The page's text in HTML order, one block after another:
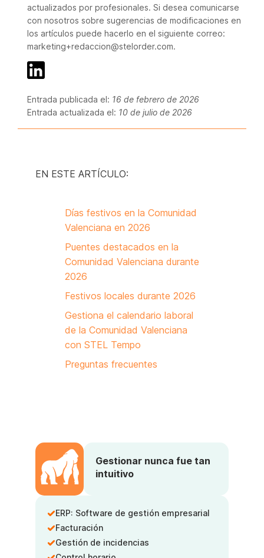
actualizados por profesionales. Si desea comunicarse
con nosotros sobre sugerencias de modificaciones en
los artículos puede hacerlo en el siguiente correo:
marketing+redaccion@stelorder.com.
Entrada publicada el: 16 de febrero de 2026
Entrada actualizada el: 10 de julio de 2026
EN ESTE ARTÍCULO:
Días festivos en la Comunidad
Valenciana en 2026
Puentes destacados en la
Comunidad Valenciana durante
2026
Festivos locales durante 2026
Gestiona el calendario laboral
de la Comunidad Valenciana
con STEL Tempo
Preguntas frecuentes
Gestionar nunca fue tan
intuitivo
ERP: Software de gestión empresarial
Facturación
Gestión de incidencias